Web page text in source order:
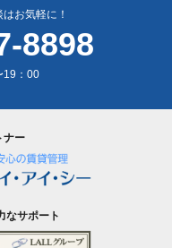
お気軽に！
8898
：00
ナー
なサポート